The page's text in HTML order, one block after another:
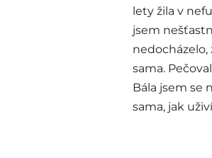
lety žila v
jsem
nedocházelo,
sama.
Bála jsem se
sama, jak